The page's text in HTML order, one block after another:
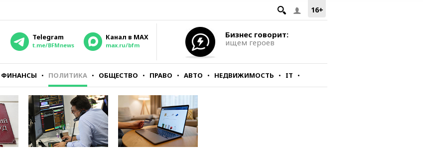
16+
Telegram
t.me/BFMnews
Канал в MAX
max.ru/bfm
Бизнес говорит:
ищем героев
ФИНАНСЫ ПОЛИТИКА ОБЩЕСТВО ПРАВО АВТО НЕДВИЖИМОСТЬ IT